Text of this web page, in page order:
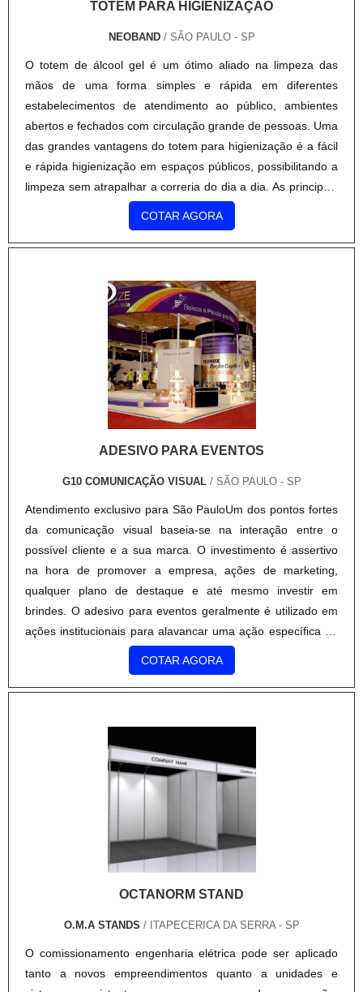
TOTEM PARA HIGIENIZAÇÃO
NEOBAND/ SÃO PAULO - SP
O totem de álcool gel é um ótimo aliado na limpeza das
mãos de uma forma simples e rápida em diferentes
estabelecimentos de atendimento ao público, ambientes
abertos e fechados com circulação grande de pessoas. Uma
das grandes vantagens do totem para higienização é a fácil
e rápida higienização em espaços públicos, possibilitando a
limpeza sem atrapalhar a correria do dia a dia. As principais
vantagens oferecidas pelo totem de álcool em gel são:
Projetada para fácil reposição do produto; Pedal de
acionamento para acesso ao álcool gel; Permite
acesso a toda equipe/ clientes; Alavanca de acionamento
lateral, tornando o totem mais acessível à cadeirantes.O
totem de álcool gel evita o contato direto com as mãos, pois
o pedal solta um jato do líquido direto na mão, cumprindo
normas de saúde e segurança e evitando possíveis doenças
infecciosas de objetos. O totem para higienização é um tipo
de display que ajuda na higienização das mãos. O
equipamento funciona a partir de um pedal que libera
pequenas porções de álcool líquido, ou em gel.O mais
de comprar o equipamento, pois o preço do totem de álcool
gel pode mudar de acordo com o modelo e com o
fornecedor..
COTAR AGORA
ADESIVO PARA EVENTOS
G10 COMUNICAÇÃO VISUAL/ SÃO PAULO - SP
Atendimento exclusivo para São PauloUm dos pontos fortes
da comunicação visual baseia-se na interação entre o
possível cliente e a sua marca. O investimento é assertivo
na hora de promover a empresa, ações de marketing,
qualquer plano de destaque e até mesmo investir em
brindes. O adesivo para eventos geralmente é utilizado em
ações institucionais para alavancar uma ação específica ou
para tornar a marca mais conhecida. Uma boa ação de
comunicação visual envolve produtos, decoração,
planejamento.
COTAR AGORA
OCTANORM STAND
O.M.A STANDS / ITAPECERICA DA SERRA - SP
O comissionamento engenharia elétrica pode ser aplicado
tanto a novos empreendimentos quanto a unidades e